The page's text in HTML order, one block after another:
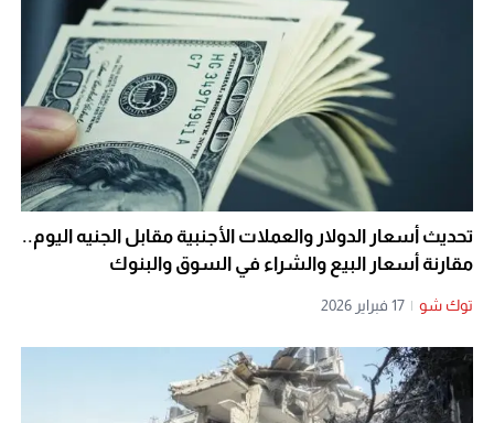
تحديث أسعار الدولار والعملات الأجنبية مقابل الجنيه اليوم..
مقارنة أسعار البيع والشراء في السوق والبنوك
توك شو | 17 فبراير 2026